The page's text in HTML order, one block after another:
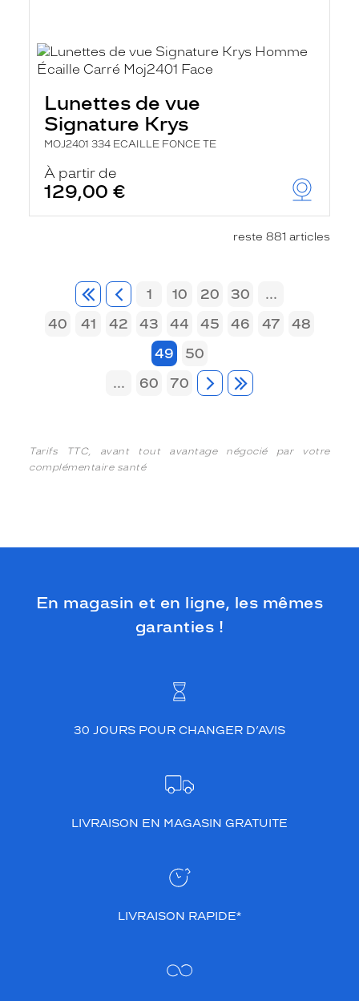
Lunettes de vue
Signature Krys
MOJ2401 334 ECAILLE FONCE TE
À partir de
129,00 €
reste 881 articles
1 10 20 30
...
40
41 42 43 44 45 46 47
48
49
50
...
60 70
Tarifs TTC, avant tout avantage négocié par votre
complémentaire santé
En magasin et en ligne, les mêmes
garanties !
30 JOURS POUR CHANGER D’AVIS
LIVRAISON EN MAGASIN GRATUITE
LIVRAISON RAPIDE*